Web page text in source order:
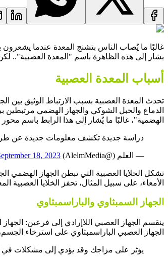
غالبًا ما يُصاب الناس بتشنج المعدة عندما يشعرون
يشار إلى هذه الظاهرة باسم "المعدة العصبية"..
أسباب المعدة العصبية
تحدث المعدة العصبية بسبب الارتباط الوثيق بين
الدماغ والحبل الشوكي والجهاز الهضمي مرتبطين
الهضمية"، غالبًا ما يُشار إلى هذا الرابط باسم محور
دراسة جديدة تكشف معلومات جديدة عن
— العلم (@AlelmMedia) 18, 2023
تشكل الخلايا العصبية التي تبطن الجهاز الهضمي
الأمعاء، على سبيل المثال، تحفز الخلايا العصبية
الجهاز السمبثاوي والباراسمبثاوي
ينقسم الجهاز العصبي اللاإرادي إلى فرعين:
الجهاز العصبي الباراسمبثاوي على استرخاء
يؤثر على مزاجك وقد يؤدي إلى مشكلات في